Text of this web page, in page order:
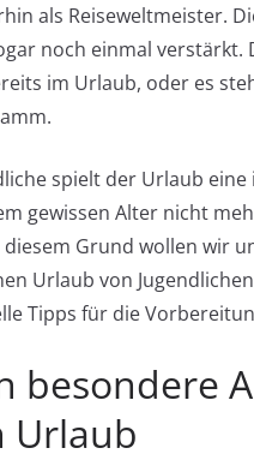
als Reiseweltmeister.
noch einmal verstärkt.
im Urlaub, oder es
spielt der Urlaub
gewissen Alter nicht
Grund wollen wir
Urlaub von
Tipps für die
besondere
Urlaub